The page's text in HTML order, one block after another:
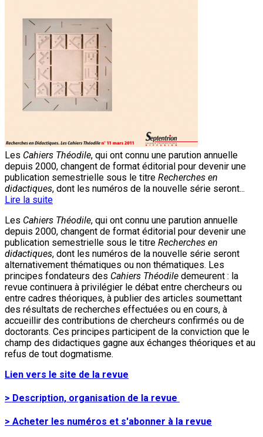
Les Cahiers Théodile, qui ont connu une parution annuelle
depuis 2000, changent de format éditorial pour devenir une
publication semestrielle sous le titre Recherches en
didactiques, dont les numéros de la nouvelle série seront...
Lire la suite
Les Cahiers Théodile, qui ont connu une parution annuelle
depuis 2000, changent de format éditorial pour devenir une
publication semestrielle sous le titre Recherches en
didactiques, dont les numéros de la nouvelle série seront
alternativement thématiques ou non thématiques. Les
principes fondateurs des Cahiers Théodile demeurent : la
revue continuera à privilégier le débat entre chercheurs ou
entre cadres théoriques, à publier des articles soumettant
des résultats de recherches effectuées ou en cours, à
accueillir des contributions de chercheurs confirmés ou de
doctorants. Ces principes participent de la conviction que le
champ des didactiques gagne aux échanges théoriques et au
refus de tout dogmatisme.
Lien vers le site de la revue
> Description, organisation de la revue
> Acheter les numéros et s'abonner à la revue